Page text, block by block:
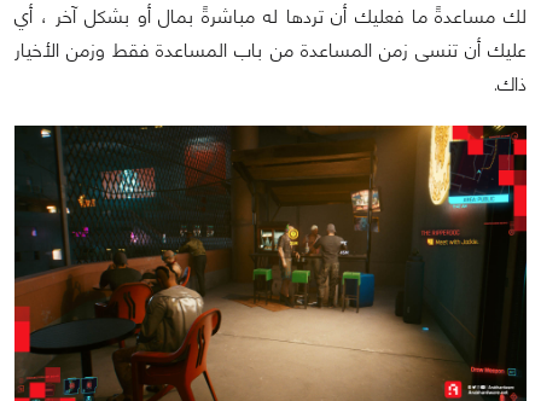
لك مساعدةً ما فعليك أن تردها له مباشرةً بمال أو بشكل آخر ، أي
عليك أن تنسى زمن المساعدة من باب المساعدة فقط وزمن الأخيار
ذاك.